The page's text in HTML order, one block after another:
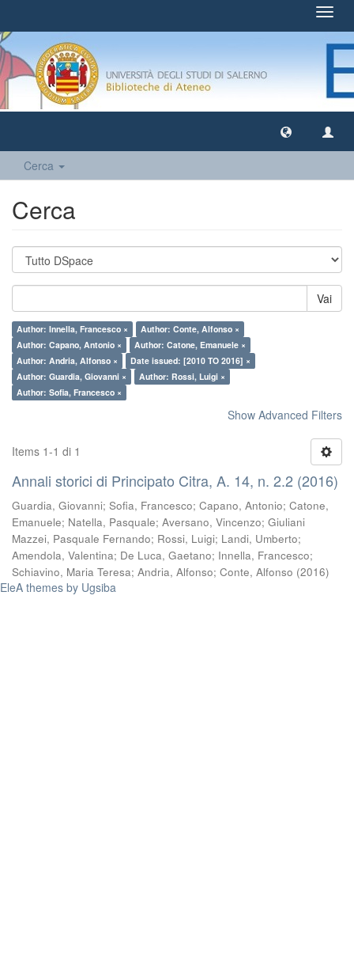
Cerca
Cerca
Vai
Author: Innella, Francesco ×
Author: Conte, Alfonso ×
Author: Capano, Antonio ×
Author: Catone, Emanuele ×
Author: Andria, Alfonso ×
Date issued: [2010 TO 2016] ×
Author: Guardia, Giovanni ×
Author: Rossi, Luigi ×
Author: Sofia, Francesco ×
Show Advanced Filters
Items 1-1 di 1
Annali storici di Principato Citra, A. 14, n. 2.2 (2016)
Guardia, Giovanni; Sofia, Francesco; Capano, Antonio; Catone,
Emanuele; Natella, Pasquale; Aversano, Vincenzo; Giuliani
Mazzei, Pasquale Fernando; Rossi, Luigi; Landi, Umberto;
Amendola, Valentina; De Luca, Gaetano; Innella, Francesco;
Schiavino, Maria Teresa; Andria, Alfonso; Conte, Alfonso (2016)
EleA themes by Ugsiba